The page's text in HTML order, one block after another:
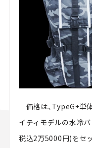
価格は、TypeG+単
イティモデルの水冷
税込2万5000円)をセ